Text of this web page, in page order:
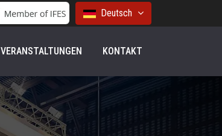
Deutsch
VERANSTALTUNGEN KONTAKT